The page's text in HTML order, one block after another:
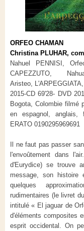
ORFEO CHAMAN
Christina PLUHAR,
Nahuel PENNISI,
CAPEZZUTO,
Aristeo,
2015-CD 69'28- DVD
Bogota, Colombie filmé
en espagnol, anglais,
ERATO 0190295969691
Il ne faut pas passer
l'envoûtement dans
d'Eurydice) se trouve
message, son histoire
quelques
rudimentaires (le livret
intitulé « El jaguar de
d'éléments composites
esprit occidental. On